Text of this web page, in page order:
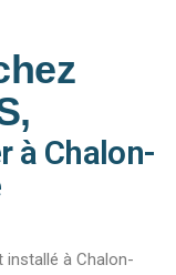
à Chalon-
installé à Chalon-